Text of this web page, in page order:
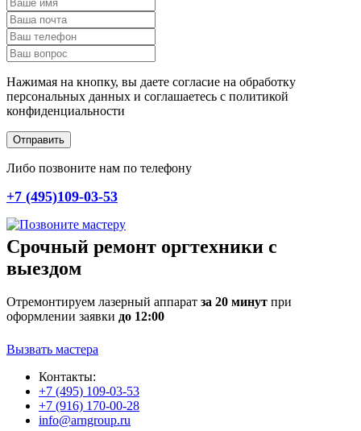
Нажимая на кнопку, вы даете согласие на обработку
персональных данных и соглашаетесь c политикой
конфиденциальности
Отправить
Либо позвоните нам по телефону
+7 (495)109-03-53
Срочный ремонт оргтехники с
выездом
Отремонтируем лазерный аппарат за 20 минут при
оформлении заявки до 12:00
Вызвать мастера
Контакты:
+7 (495) 109-03-53
+7 (916) 170-00-28
info@arngroup.ru